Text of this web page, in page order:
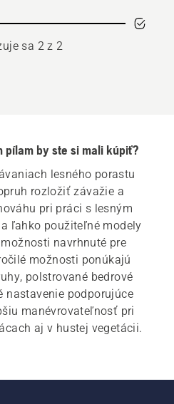
sa 2 z 2
pílam by ste si mali kúpiť?
lesného porastu
rozložiť závažie a
pri práci s lesným
ľahko použiteľné modely
navrhnuté pre
možnosti ponúkajú
polstrované bedrové
nastavenie podporujúce
manévrovateľnosť pri
aj v hustej vegetácii.